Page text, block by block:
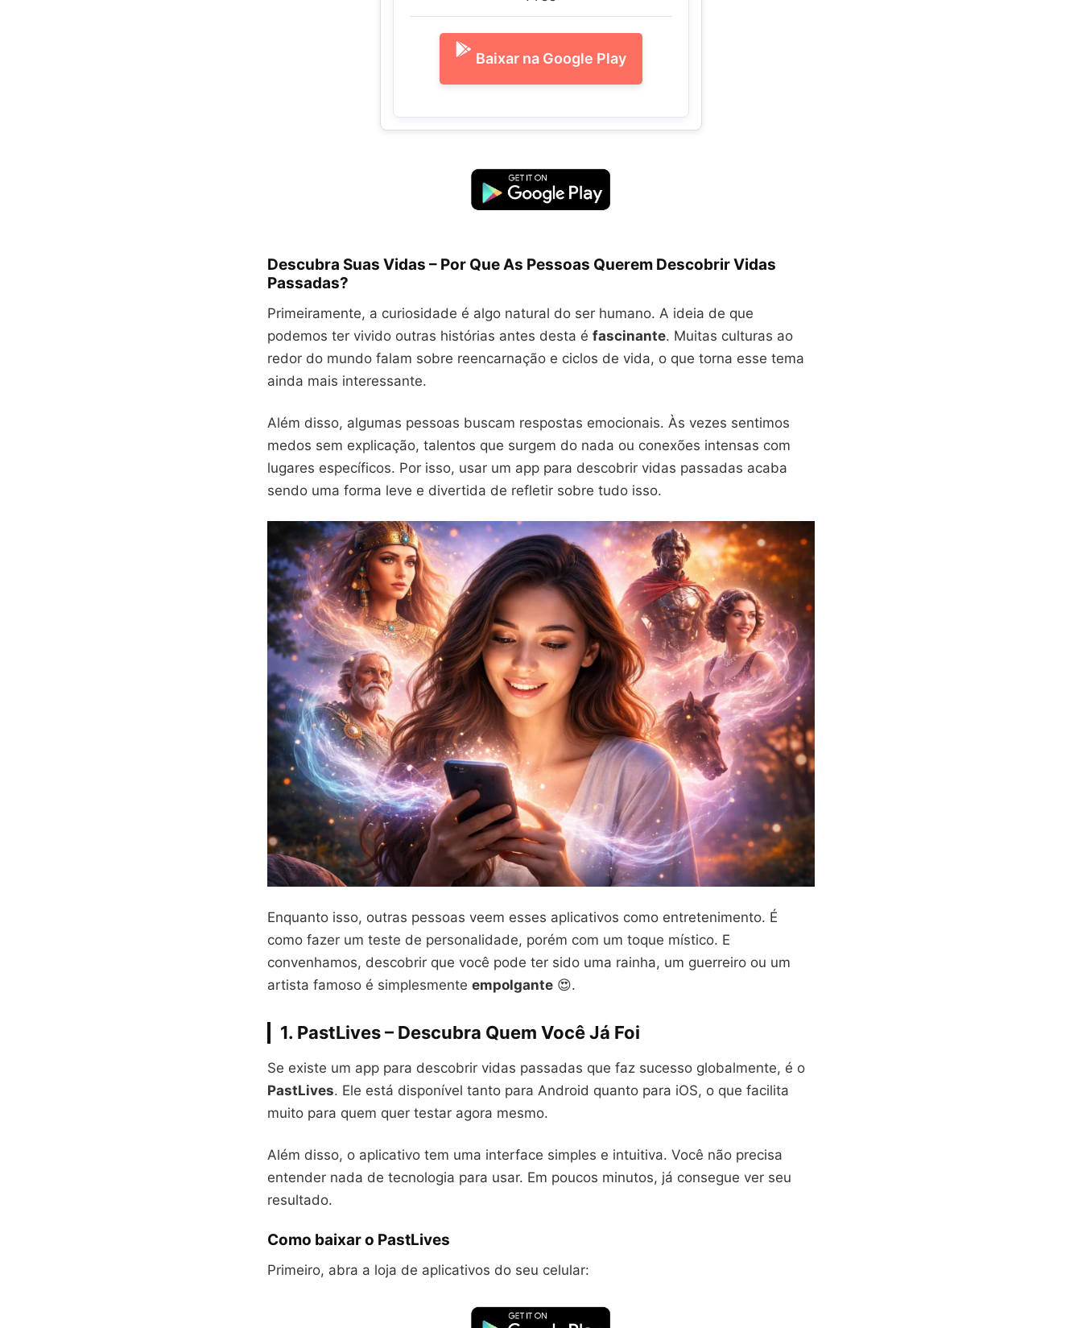
Baixar na Google Play
Descubra Suas Vidas – Por Que As Pessoas Querem Descobrir Vidas
Passadas?
Primeiramente, a curiosidade é algo natural do ser humano. A ideia de que
podemos ter vivido outras histórias antes desta é fascinante. Muitas culturas ao
redor do mundo falam sobre reencarnação e ciclos de vida, o que torna esse tema
ainda mais interessante.
Além disso, algumas pessoas buscam respostas emocionais. Às vezes sentimos
medos sem explicação, talentos que surgem do nada ou conexões intensas com
lugares específicos. Por isso, usar um app para descobrir vidas passadas acaba
sendo uma forma leve e divertida de refletir sobre tudo isso.
Enquanto isso, outras pessoas veem esses aplicativos como entretenimento. É
como fazer um teste de personalidade, porém com um toque místico. E
convenhamos, descobrir que você pode ter sido uma rainha, um guerreiro ou um
artista famoso é simplesmente empolgante 😍.
1. PastLives – Descubra Quem Você Já Foi
Se existe um app para descobrir vidas passadas que faz sucesso globalmente, é o
PastLives. Ele está disponível tanto para Android quanto para iOS, o que facilita
muito para quem quer testar agora mesmo.
Além disso, o aplicativo tem uma interface simples e intuitiva. Você não precisa
entender nada de tecnologia para usar. Em poucos minutos, já consegue ver seu
resultado.
Como baixar o PastLives
Primeiro, abra a loja de aplicativos do seu celular: